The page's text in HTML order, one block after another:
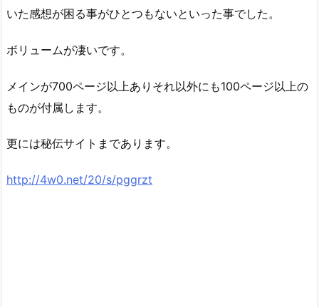
いた感想が困る事がひとつもないといった事でした。
ボリュームが凄いです。
メインが700ページ以上ありそれ以外にも100ページ以上の
ものが付属します。
更には秘伝サイトまであります。
http://4w0.net/20/s/pggrzt